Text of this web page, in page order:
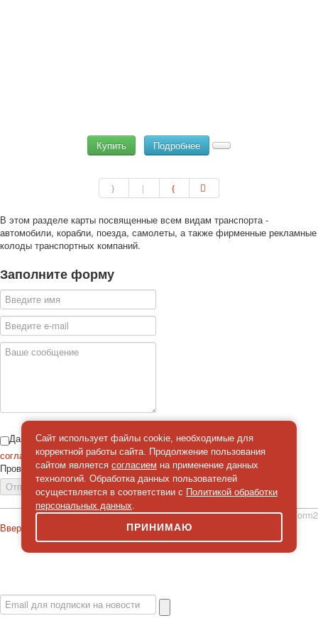
Купить Подробнее
В этом разделе карты посвященные всем видам транспорта -
автомобили, корабли, поезда, самолеты, а также фирменные рекламные
колоды транспортных компаний.
Заполните форму
Даю
согласиена обработку персональных данных
Проверка*
Отправить сообщение
simpleForm2
Вверх
Сайт использует файлы cookie, необходимые для
корректной работы сайта. Продолжение пользования
сайтом является согласием на применение данных
технологий. Обработка данных пользователей
осуществляется в соответствии с Политикой обработки
персональных данных.
ПРИНИМАЮ